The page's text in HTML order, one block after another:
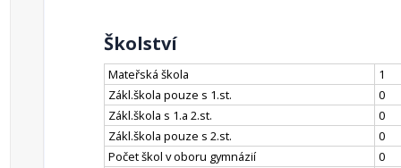
Školství
Mateřská škola
1
Zákl.škola pouze s 1.st.
0
Zákl.škola s 1.a 2.st.
0
Zákl.škola pouze s 2.st.
0
Počet škol v oboru gymnázií
0